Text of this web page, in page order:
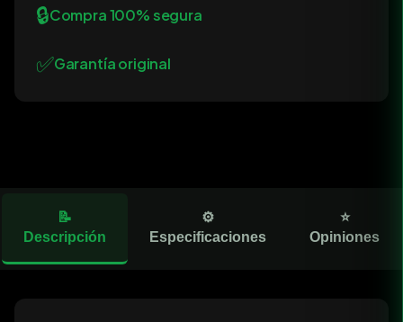
🔒Compra 100% segura
✅Garantía original
📝
Descripción
⚙️
Especificaciones
⭐
Opiniones